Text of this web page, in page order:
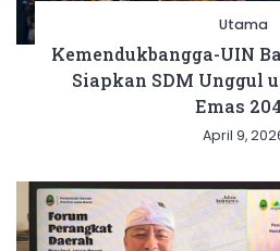
Utama
Kemendukbangga-UIN
Siapkan SDM Unggul
Emas
April 9,